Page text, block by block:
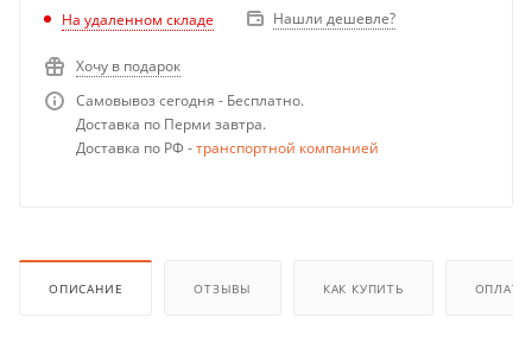
На удаленном складе Нашли дешевле?
Хочу в подарок
Самовывоз сегодня - Бесплатно.
Доставка по Перми завтра.
Доставка по РФ -транспортной компанией
ОПИСАНИЕ ОТЗЫВЫ КАК КУПИТЬ ОПЛАТА